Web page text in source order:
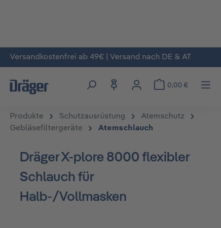
Zum Hauptinhalt springen
Versandkostenfrei ab 49€ | Versand nach DE & AT
0,00 €
Produkte Schutzausrüstung
Atemschutz
Gebläsefiltergeräte
Atemschlauch
Dräger X-plore 8000 flexibler
Schlauch für
Halb-/Vollmasken